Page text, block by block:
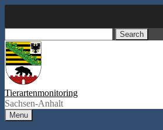
content
Tierartenmonitoring
Sachsen-Anhalt
Menu